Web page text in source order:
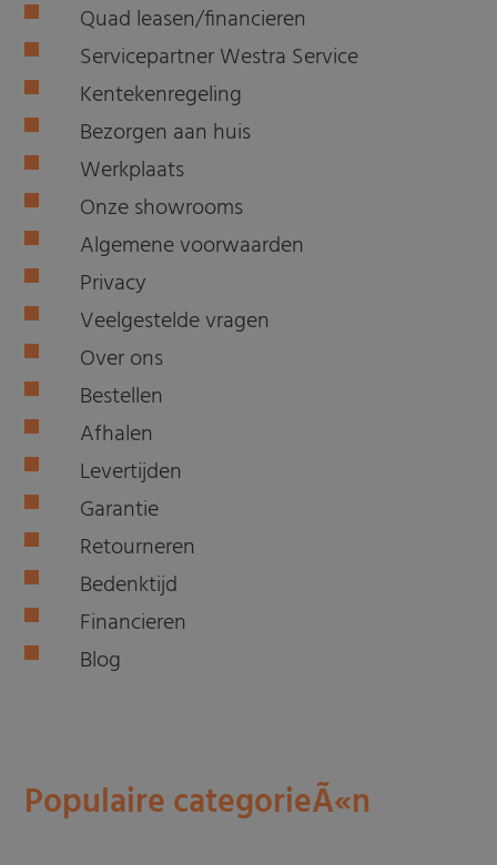
Quad leasen/financieren
Servicepartner Westra Service
Kentekenregeling
Bezorgen aan huis
Werkplaats
Onze showrooms
Algemene voorwaarden
Privacy
Veelgestelde vragen
Over ons
Bestellen
Afhalen
Levertijden
Garantie
Retourneren
Bedenktijd
Financieren
Blog
Populaire categorieÃ«n